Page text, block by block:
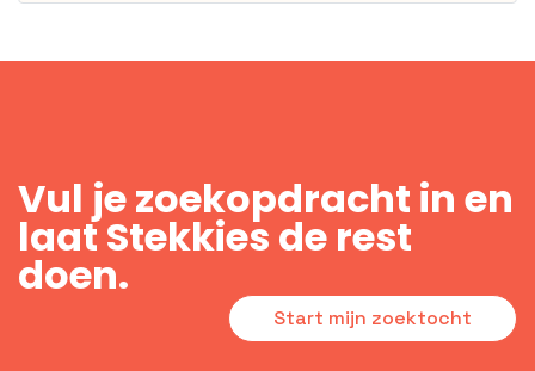
Vul je zoekopdracht in en
laat Stekkies de rest
doen.
Start mijn zoektocht